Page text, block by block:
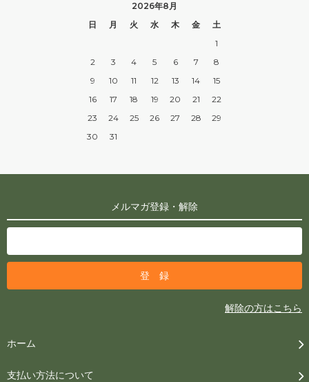
2026年8月
日
月 火 水 木 金
土
1
2
3 4 5 6 7
8
9
10 11 12 13 14
15
16
17 18 19 20 21
22
23
24 25 26 27 28
29
30
31
メルマガ登録・解除
解除の方はこちら
ホーム
支払い方法について